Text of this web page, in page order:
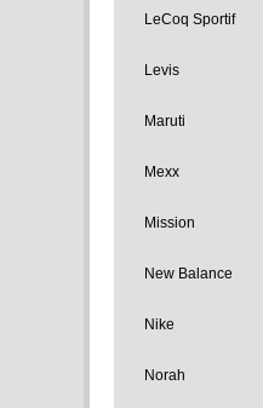
LeCoq Sportif
Levis
Maruti
Mexx
Mission
New Balance
Nike
Norah